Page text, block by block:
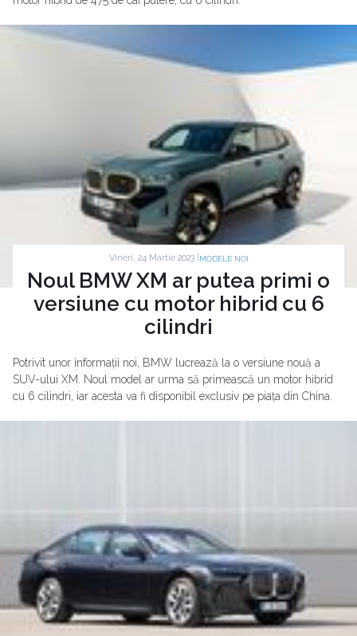
Vineri, 24 Martie 2023 | MODELE NOI
Noul BMW XM ar putea primi o
versiune cu motor hibrid cu 6
cilindri
Potrivit unor informații noi, BMW lucrează la o versiune nouă a
SUV-ului XM. Noul model ar urma să primească un motor hibrid
cu 6 cilindri, iar acesta va fi disponibil exclusiv pe piața din China.